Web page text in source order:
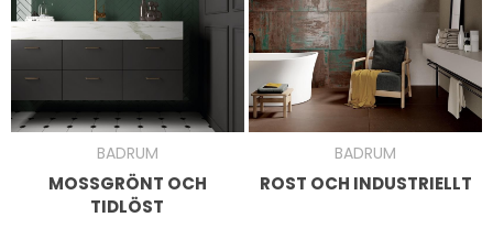
BADRUM
MOSSGRÖNT OCH
TIDLÖST
BADRUM
ROST OCH INDUSTRIELLT